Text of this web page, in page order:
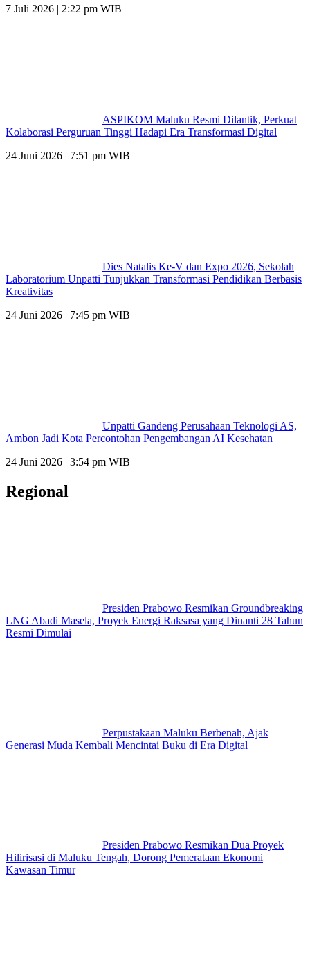
7 Juli 2026 | 2:22 pm WIB
ASPIKOM Maluku Resmi Dilantik, Perkuat
Kolaborasi Perguruan Tinggi Hadapi Era Transformasi Digital
24 Juni 2026 | 7:51 pm WIB
Dies Natalis Ke-V dan Expo 2026, Sekolah
Laboratorium Unpatti Tunjukkan Transformasi Pendidikan Berbasis
Kreativitas
24 Juni 2026 | 7:45 pm WIB
Unpatti Gandeng Perusahaan Teknologi AS,
Ambon Jadi Kota Percontohan Pengembangan AI Kesehatan
24 Juni 2026 | 3:54 pm WIB
Regional
Presiden Prabowo Resmikan Groundbreaking
LNG Abadi Masela, Proyek Energi Raksasa yang Dinanti 28 Tahun
Resmi Dimulai
Perpustakaan Maluku Berbenah, Ajak
Generasi Muda Kembali Mencintai Buku di Era Digital
Presiden Prabowo Resmikan Dua Proyek
Hilirisasi di Maluku Tengah, Dorong Pemerataan Ekonomi
Kawasan Timur